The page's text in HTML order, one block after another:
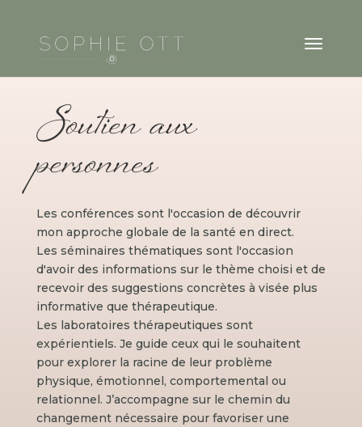
Soutien aux
personnes
Les conférences sont l'occasion de découvrir
mon approche globale de la santé en direct.
Les séminaires thématiques sont l'occasion
d'avoir des informations sur le thème choisi et de
recevoir des suggestions concrètes à visée plus
informative que thérapeutique.
Les laboratoires thérapeutiques sont
expérientiels. Je guide ceux qui le souhaitent
pour explorer la racine de leur problème
physique, émotionnel, comportemental ou
relationnel. J’accompagne sur le chemin du
changement nécessaire pour favoriser une